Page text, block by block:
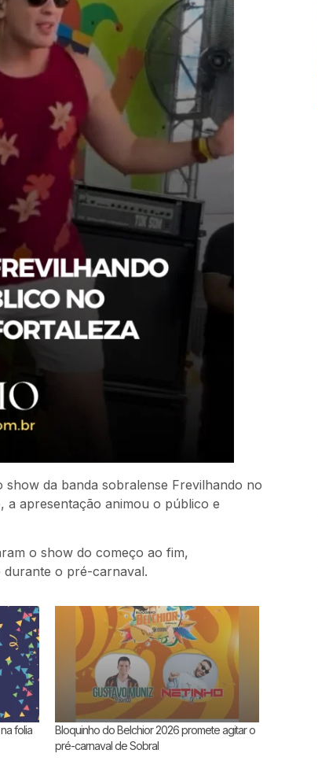
da banda sobralense Frevilhando no
a apresentação animou o público e
o show do começo ao fim,
durante o pré-carnaval.
folia
Bloquinho do Belchior 2026 promete agitar o
pré-carnaval de Sobral